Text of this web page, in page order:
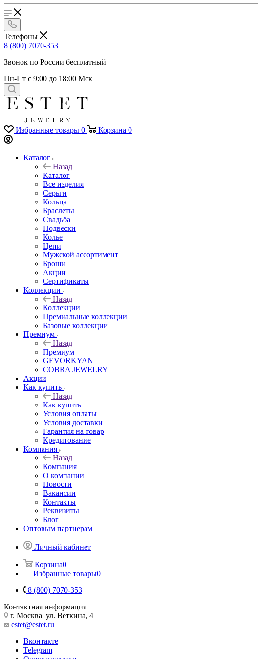
Телефоны
8 (800) 7070-353
Звонок по России бесплатный
Пн-Пт с 9:00 до 18:00 Мск
Избранные товары 0 Корзина 0
Каталог
Назад
Каталог
Все изделия
Серьги
Кольца
Браслеты
Свадьба
Подвески
Колье
Цепи
Мужской ассортимент
Броши
Акции
Сертификаты
Коллекции
Назад
Коллекции
Премиальные коллекции
Базовые коллекции
Премиум
Назад
Премиум
GEVORKYAN
COBRA JEWELRY
Акции
Как купить
Назад
Как купить
Условия оплаты
Условия доставки
Гарантия на товар
Кредитование
Компания
Назад
Компания
О компании
Новости
Вакансии
Контакты
Реквизиты
Блог
Оптовым партнерам
Личный кабинет
Корзина0
Избранные товары0
8 (800) 7070-353
Контактная информация
г. Москва, ул. Веткина, 4
estet@estet.ru
Вконтакте
Telegram